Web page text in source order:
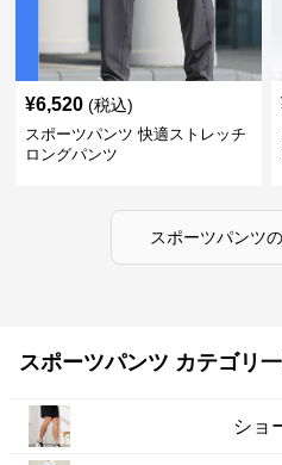
¥6,520 (税込)
スポーツパンツ 快適ストレッチ
ロングパンツ
スポーツパンツの
スポーツパンツ カテゴリ
ショ